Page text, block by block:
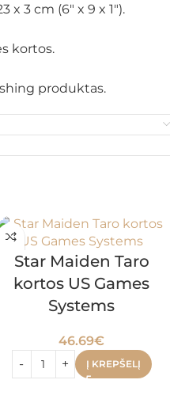
x 3 cm (6″ x 9 x 1″).
kortos.
produktas.
Star Maiden Taro
kortos US Games
Systems
46.69€
Į KREPŠELĮ